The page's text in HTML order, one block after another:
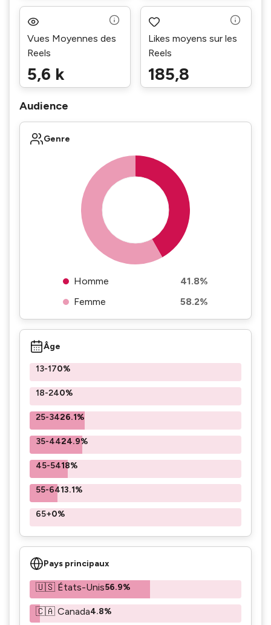
Vues Moyennes des
Reels
5,6 k
Likes moyens sur les
Reels
185,8
Audience
Genre
Homme
41.8%
Femme
58.2%
Âge
13-170%
18-240%
25-3426.1%
35-4424.9%
45-5418%
55-6413.1%
65+0%
Pays principaux
🇺🇸 États-Unis56.9%
🇨🇦 Canada4.8%